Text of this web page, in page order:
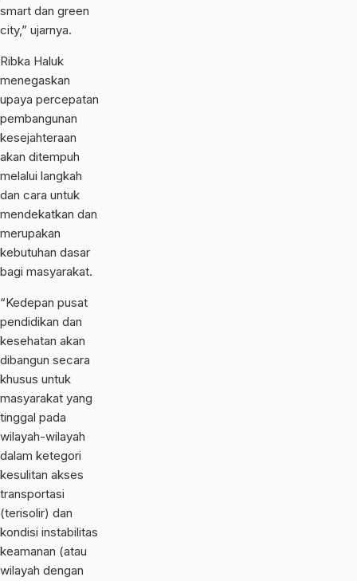
smart dan green
city,” ujarnya.
Ribka Haluk
menegaskan
upaya percepatan
pembangunan
kesejahteraan
akan ditempuh
melalui langkah
dan cara untuk
mendekatkan dan
merupakan
kebutuhan dasar
bagi masyarakat.
“Kedepan pusat
pendidikan dan
kesehatan akan
dibangun secara
khusus untuk
masyarakat yang
tinggal pada
wilayah-wilayah
dalam ketegori
kesulitan akses
transportasi
(terisolir) dan
kondisi instabilitas
keamanan (atau
wilayah dengan